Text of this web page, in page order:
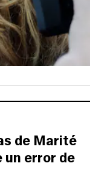
de Marité
un error de